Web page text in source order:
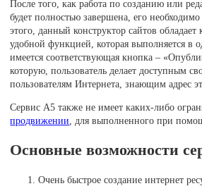
После того, как работа по созданию или
будет полностью завершена, его
этого, данный конструктор сайтов
удобной функцией, которая выполняется в
имеется соответствующая кнопка –
которую, пользователь делает доступным
пользователям Интернета, знающим адрес
Сервис A5 также не имеет каких-либо
продвижении , для выполненного при
Основные возможности
Очень быстрое создание интернет